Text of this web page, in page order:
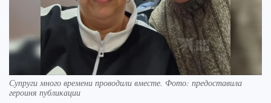
Супруги много времени проводили вместе. Фото: предоставила
героиня публикации